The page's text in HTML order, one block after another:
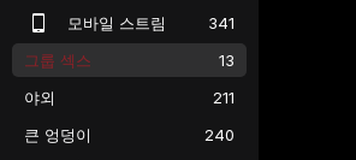
모바일 스트림
341
그룹 섹스
13
야외
211
큰 엉덩이
240